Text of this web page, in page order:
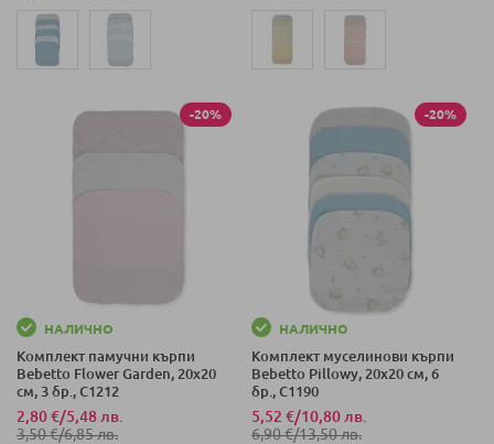
-20%
НАЛИЧНО
Комплект памучни кърпи
Bebetto Flower Garden, 20х20
см, 3 бр., C1212
2,80 €/5,48 лв.
3,50 €/6,85 лв.
-20%
НАЛИЧНО
Комплект муселинови кърпи
Bebetto Pillowy, 20х20 см, 6
бр., C1190
5,52 €/10,80 лв.
6,90 €/13,50 лв.